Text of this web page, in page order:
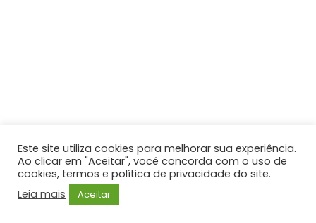
Este site utiliza cookies para melhorar sua experiência.
Ao clicar em "Aceitar", você concorda com o uso de
cookies, termos e política de privacidade do site.
Leia mais
Aceitar